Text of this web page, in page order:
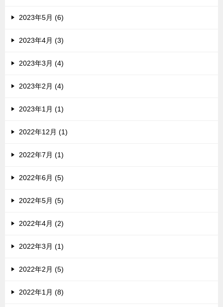
2023年5月 (6)
2023年4月 (3)
2023年3月 (4)
2023年2月 (4)
2023年1月 (1)
2022年12月 (1)
2022年7月 (1)
2022年6月 (5)
2022年5月 (5)
2022年4月 (2)
2022年3月 (1)
2022年2月 (5)
2022年1月 (8)